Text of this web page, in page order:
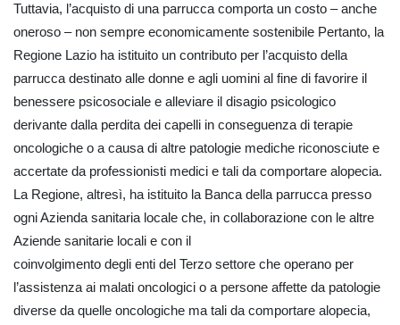
Tuttavia, l’acquisto di una parrucca comporta un costo – anche
oneroso – non sempre economicamente sostenibile Pertanto, la
Regione Lazio ha istituito un contributo per l’acquisto della
parrucca destinato alle donne e agli uomini al fine di favorire il
benessere psicosociale e alleviare il disagio psicologico
derivante dalla perdita dei capelli in conseguenza di terapie
oncologiche o a causa di altre patologie mediche riconosciute e
accertate da professionisti medici e tali da comportare alopecia.
La Regione, altresì, ha istituito la Banca della parrucca presso
ogni Azienda sanitaria locale che, in collaborazione con le altre
Aziende sanitarie locali e con il
coinvolgimento degli enti del Terzo settore che operano per
l’assistenza ai malati oncologici o a persone affette da patologie
diverse da quelle oncologiche ma tali da comportare alopecia,